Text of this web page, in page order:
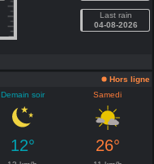
Last rain
04-08-2026
Hors ligne
Demain soir Samedi
12° 26°